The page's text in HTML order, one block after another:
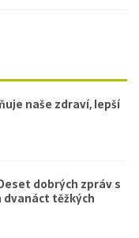
naše zdraví, lepší
dobrých zpráv s
těžkých